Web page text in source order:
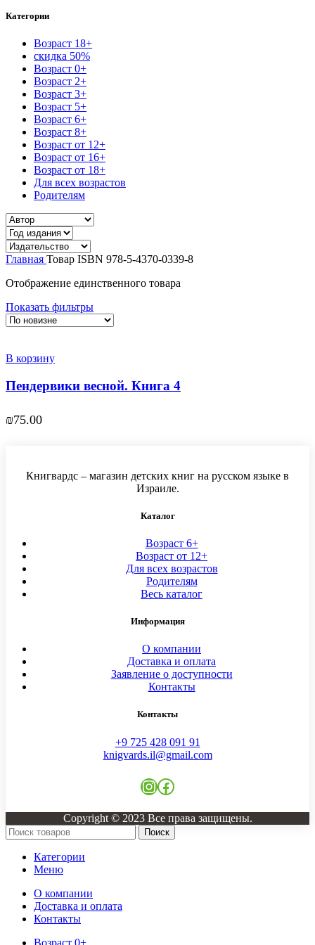
Категории
Возраст 18+
скидка 50%
Возраст 0+
Возраст 2+
Возраст 3+
Возраст 5+
Возраст 6+
Возраст 8+
Возраст от 12+
Возраст от 16+
Возраст от 18+
Для всех возрастов
Родителям
Главная Товар ISBN 978-5-4370-0339-8
Отображение единственного товара
Показать фильтры
В корзину
Пендервики весной. Книга 4
₪75.00
Книгвардс – магазин детских книг на русском языке в
Израиле.
Каталог
Возраст 6+
Возраст от 12+
Для всех возрастов
Родителям
Весь каталог
Информация
О компании
Доставка и оплата
Заявление о доступности
Контакты
Контакты
+9 725 428 091 91
knigvards.il@gmail.com
Instagram
Facebook
Copyright © 2023 Все права защищены.
Поиск
Категории
Меню
О компании
Доставка и оплата
Контакты
Возраст 0+